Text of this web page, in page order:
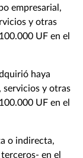
empresarial,
y otras
UF en el
haya
servicios y otras
UF en el
o indirecta,
en el